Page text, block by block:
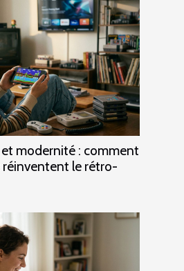
modernité : comment
réinventent le rétro-